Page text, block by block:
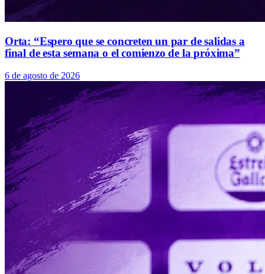
Orta: “Espero que se concreten un par de salidas a
final de esta semana o el comienzo de la próxima”
6 de agosto de 2026